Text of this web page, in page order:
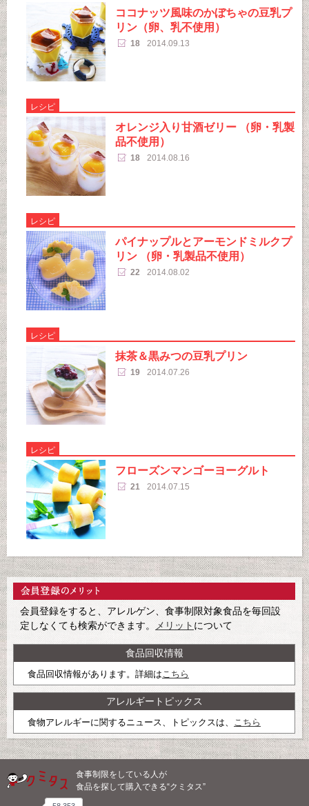
ココナッツ風味のかぼちゃの豆乳プ
リン（卵、乳不使用）
18 2014.09.13
レシピ
オレンジ入り甘酒ゼリー （卵・乳製
品不使用）
18 2014.08.16
レシピ
パイナップルとアーモンドミルクプ
リン （卵・乳製品不使用）
22 2014.08.02
レシピ
抹茶＆黒みつの豆乳プリン
19 2014.07.26
レシピ
フローズンマンゴーヨーグルト
21 2014.07.15
会員登録をすると、アレルゲン、食事制限対象食品を毎回設
定しなくても検索ができます。
メリット について
食品回収情報
食品回収情報があります。詳細は こちら
アレルギートピックス
食物アレルギーに関するニュース、トピックスは、 こちら
食事制限をしている人が
食品を探して購入できる“クミタス”